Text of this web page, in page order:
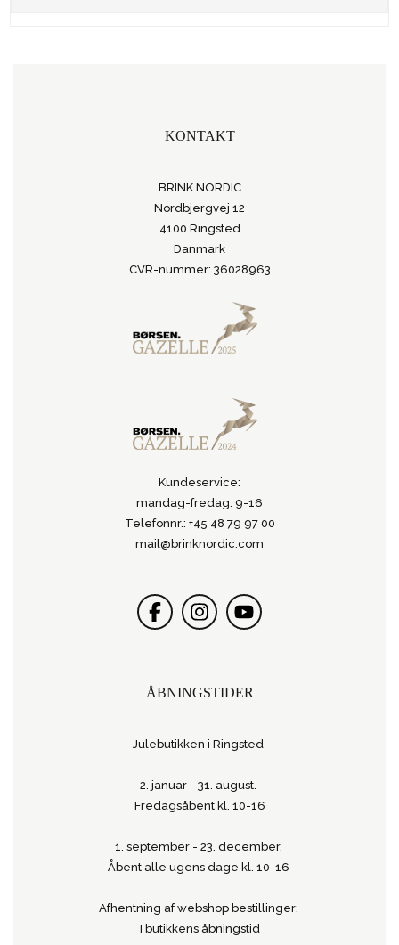
KONTAKT
BRINK NORDIC
Nordbjergvej 12
4100 Ringsted
Danmark
CVR-nummer: 36028963
Kundeservice:
mandag-fredag: 9-16
Telefonnr.: +45 48 79 97 00
mail@brinknordic.com
ÅBNINGSTIDER
Julebutikken i Ringsted
2. januar - 31. august.
Fredagsåbent kl. 10-16
1. september - 23. december.
Åbent alle ugens dage kl. 10-16
Afhentning af webshop bestillinger:
I butikkens åbningstid